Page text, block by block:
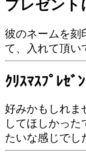
プレゼント
彼のネームを刻
て、入れて頂い
ｸﾘｽﾏｽﾌﾟﾚｾﾞ
好みかもしれま
してほしかっ
たいな感じでし